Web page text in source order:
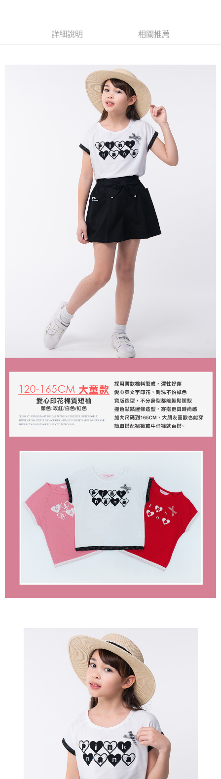
每筆NT$80，滿NT$2,000(含以上)免運費
每筆NT$80，滿NT$2,000(含以上)免運費
每筆NT$80，滿NT$2,000(含以上)免運費
每筆NT$80，滿NT$2,000(含以上)免運費
詳細說明 相關推薦